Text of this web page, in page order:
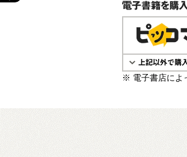
電子書籍で購入
※ 電子書店によ